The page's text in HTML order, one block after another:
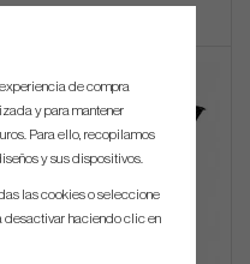
de compra
y para mantener
Para ello, recopilamos
y sus dispositivos.
las cookies o seleccione
desactivar haciendo clic en